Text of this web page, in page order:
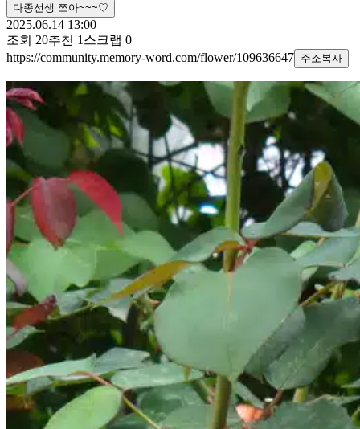
다종선생 쪼아~~~♡
2025.06.14 13:00
조회 20추천 1 스크랩 0
https://community.memory-word.com/flower/109636647 주소복사